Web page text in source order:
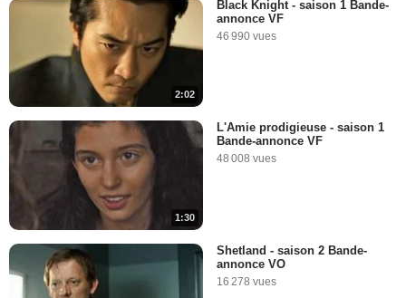
2:02
Black Knight - saison 1 Bande-
annonce VF
46 990 vues
1:30
L'Amie prodigieuse - saison 1
Bande-annonce VF
48 008 vues
Shetland - saison 2 Bande-
annonce VO
16 278 vues